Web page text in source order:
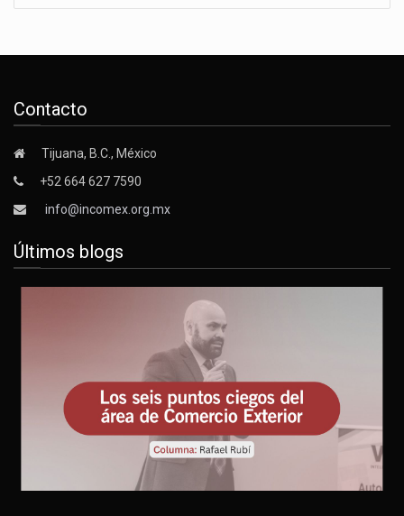
Contacto
Tijuana, B.C., México
+52 664 627 7590
info@incomex.org.mx
Últimos blogs